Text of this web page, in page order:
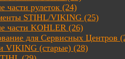
части рулеток (24)
STIHL/VIKING (25)
части KOHLER (26)
для Сервисных Центров
VIKING (старые) (28)